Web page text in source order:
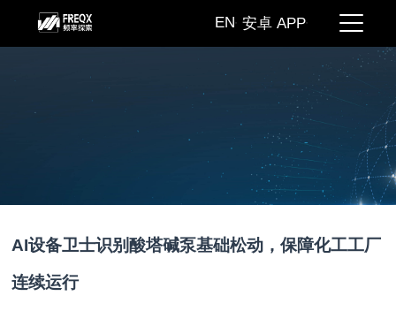
EN 安卓 APP
AI设备卫士识别酸塔碱泵基础松动，保障化工工厂
连续运行